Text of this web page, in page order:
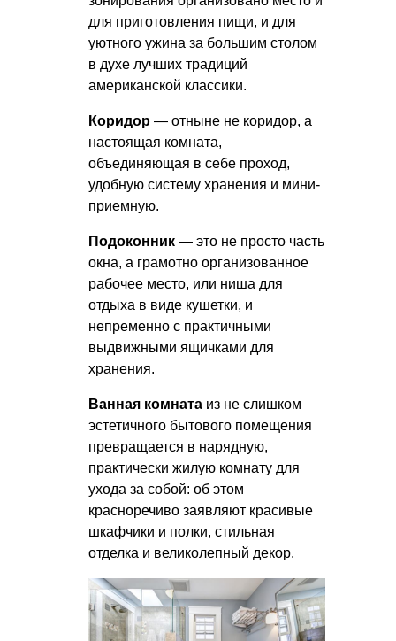
для приготовления пищи, и для
уютного ужина за большим столом
в духе лучших традиций
американской классики.
Коридор — отныне не коридор, а
настоящая комната,
объединяющая в себе проход,
удобную систему хранения и мини-
приемную.
Подоконник — это не просто часть
окна, а грамотно организованное
рабочее место, или ниша для
отдыха в виде кушетки, и
непременно с практичными
выдвижными ящичками для
хранения.
Ванная комната из не слишком
эстетичного бытового помещения
превращается в нарядную,
практически жилую комнату для
ухода за собой: об этом
красноречиво заявляют красивые
шкафчики и полки, стильная
отделка и великолепный декор.